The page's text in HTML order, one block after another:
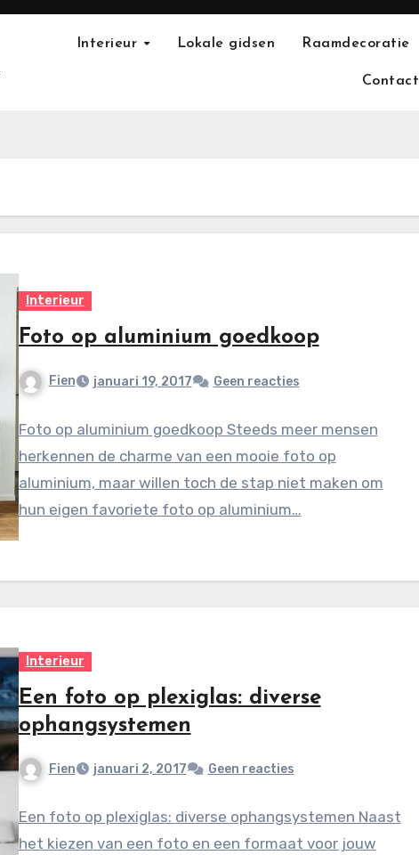
Interieur Lokale gidsen Raamdecoratie
Contact
Interieur
Foto op aluminium goedkoop
Fien januari 19, 2017 Geen reacties
Foto op aluminium goedkoop Steeds meer mensen
herkennen de charme van een mooie foto op
aluminium, maar willen toch de stap niet maken om
hun eigen favoriete foto op aluminium…
Interieur
Een foto op plexiglas: diverse
ophangsystemen
Fien januari 2, 2017 Geen reacties
Een foto op plexiglas: diverse ophangsystemen Naast
het kiezen van een foto en een formaat voor jouw